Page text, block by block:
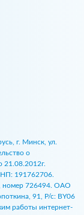
г. Минск, ул.
о
21.08.2012г.
191762706.
номер 726494. ОАО
91, Р/с: BY06
работы интернет-